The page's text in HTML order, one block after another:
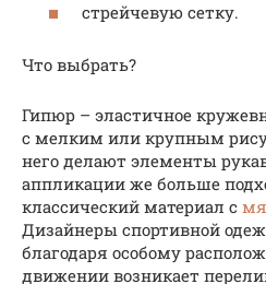
стрейчевую сетку.
Что выбрать?
Гипюр – эластичное
с мелким или крупным
него делают элементы
аппликации же больше
классический материал с
Дизайнеры спортивной
благодаря особому
движении возникает